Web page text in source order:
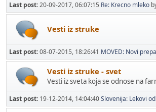
Last post:20-09-2017, 06:07:15 Re: Krecno mleko
Vesti iz struke
Last post:08-07-2015, 18:26:41 MOVED: Novi
Vesti iz struke - svet
Vesti iz sveta koja se odnose na
Last post: 19-12-2014, 14:04:40Slovenija: Lekovi